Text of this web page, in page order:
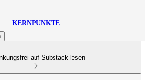
KERNPUNKTE
auf Substack lesen